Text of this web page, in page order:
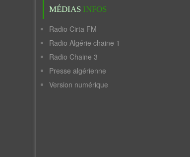
MÉDIAS INFOS
Radio Cirta FM
Radio Algérie chaine 1
Radio Chaine 3
Presse algérienne
Version numérique